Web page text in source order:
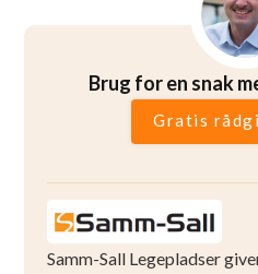
Brug for en snak
Gratis
Samm-Sall Legepladser